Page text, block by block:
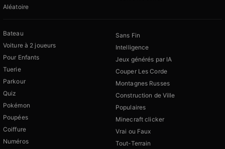
Aléatoire
Bateau
Voiture à 2 joueurs
Pour Enfants
Tuerie
Parkour
Quiz
Pokémon
Poupées
Coiffure
Numéros
Sans Fin
Intelligence
Jeux générés par IA
Couper Les Corde
Montagnes Russes
Construction de Ville
Populaires
Minecraft clicker
Vrai ou Faux
Tout-Terrain